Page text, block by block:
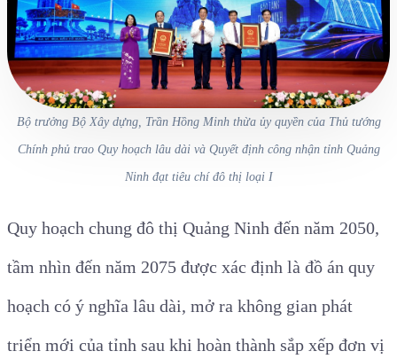
Bộ trưởng Bộ Xây dựng, Trần Hồng Minh thừa ủy quyền của Thủ tướng
Chính phủ trao Quy hoạch lâu dài và Quyết định công nhận tỉnh Quảng
Ninh đạt tiêu chí đô thị loại I
Quy hoạch chung đô thị Quảng Ninh đến năm 2050,
tầm nhìn đến năm 2075 được xác định là đồ án quy
hoạch có ý nghĩa lâu dài, mở ra không gian phát
triển mới của tỉnh sau khi hoàn thành sắp xếp đơn vị